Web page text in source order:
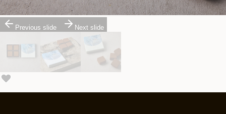
Previous slide Next slide